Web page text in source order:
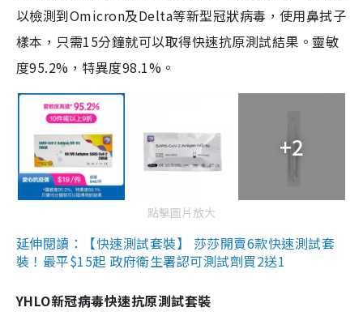
以檢測到Omicron及Delta等新型冠狀病毒，使用鼻拭子
樣本，只需15分鐘就可以取得快速抗原測試結果。靈敏
度95.2%，特異度98.1%。
+2
點擊圖片放大
延伸閱讀：【快速測試套裝】 莎莎開賣6款快速測試套
裝！最平$15起 政府衛生署認可測試劑買2送1
YHLO新冠病毒快速抗原測試套裝